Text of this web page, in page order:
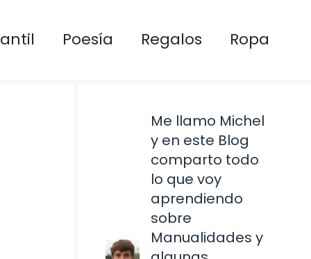
Poesía Regalos Ropa
Me llamo Michel
y en este Blog
comparto todo
lo que voy
aprendiendo
sobre
Manualidades y